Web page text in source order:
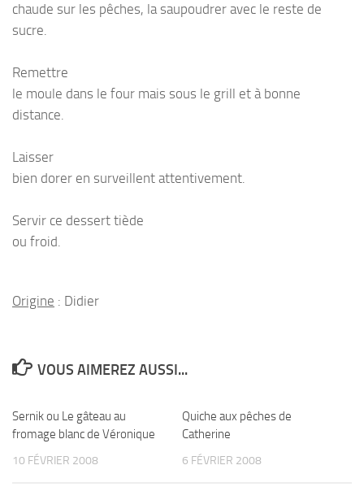
chaude sur les pêches, la saupoudrer avec le reste de
sucre.
Remettre
le moule dans le four mais sous le grill et à bonne
distance.
Laisser
bien dorer en surveillent attentivement.
Servir ce dessert tiède
ou froid.
Origine : Didier
VOUS AIMEREZ AUSSI...
Sernik ou Le gâteau au
fromage blanc de Véronique
10 FÉVRIER 2008
Quiche aux pêches de
Catherine
6 FÉVRIER 2008